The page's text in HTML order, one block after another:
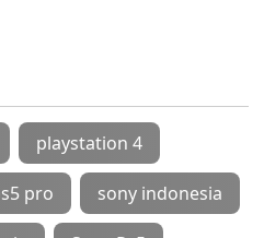
playstation 4
pro sony indonesia